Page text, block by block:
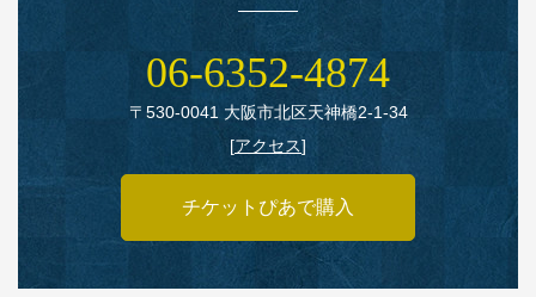
06‑6352‑4874
〒530‑0041 大阪市北区天神橋2‑1‑34
[アクセス]
チケットぴあで購入